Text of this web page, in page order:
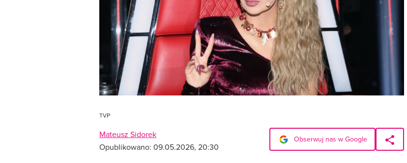
TVP
Mateusz Sidorek
Opublikowano: 09.05.2026, 20:30
Obserwuj nas w Google